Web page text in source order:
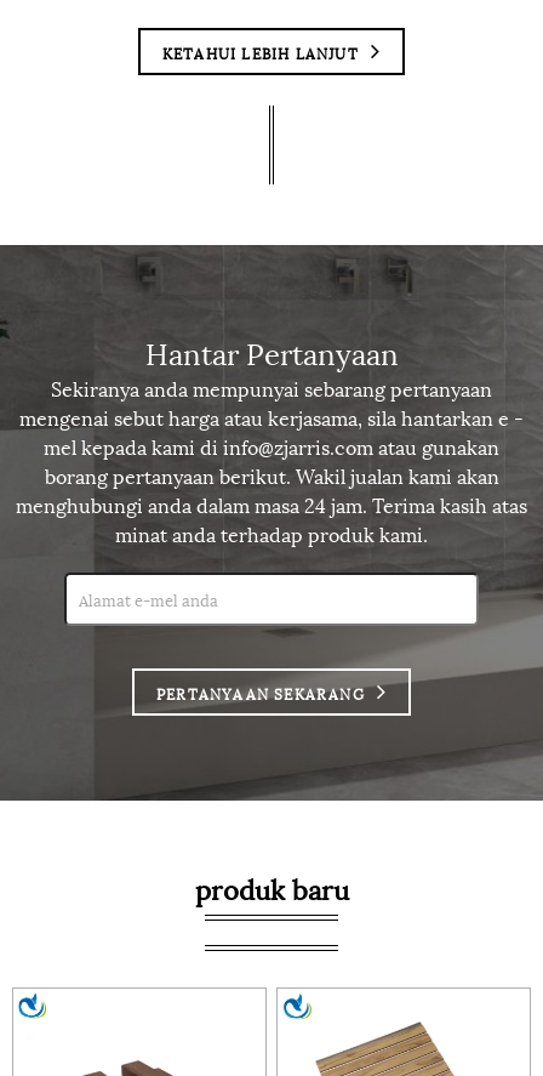
KETAHUI LEBIH LANJUT
Hantar Pertanyaan
Sekiranya anda mempunyai sebarang pertanyaan
mengenai sebut harga atau kerjasama, sila hantarkan e -
mel kepada kami di info@zjarris.com atau gunakan
borang pertanyaan berikut. Wakil jualan kami akan
menghubungi anda dalam masa 24 jam. Terima kasih atas
minat anda terhadap produk kami.
PERTANYAAN SEKARANG
produk baru